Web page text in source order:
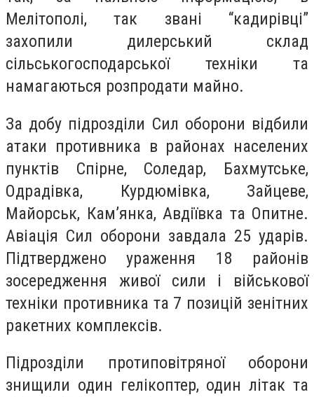
Мелітополі, так звані “кадирівці”
захопили дилерський склад
сільськогосподарської техніки та
намагаються розпродати майно.
За добу підрозділи Сил оборони відбили
атаки противника в районах населених
пунктів Спірне, Соледар, Бахмутське,
Одрадівка, Курдюмівка, Зайцеве,
Майорськ, Кам’янка, Авдіївка та Опитне.
Авіація Сил оборони завдала 25 ударів.
Підтверджено ураження 18 районів
зосередження живої сили і військової
техніки противника та 7 позицій зенітних
ракетних комплексів.
Підрозділи протиповітряної оборони
знищили один гелікоптер, один літак та